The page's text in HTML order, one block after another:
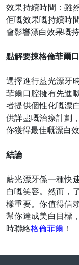
效果持續時間：雖
佢嘅效果嘅持續時
會影響漂白效果嘅持
點解要揀格倫菲爾
選擇進行藍光漂牙
菲爾口腔擁有先進
者提供個性化嘅漂
供詳盡嘅治療計劃
你獲得最佳嘅漂白
結論
藍光漂牙係一種快
白嘅笑容。然而，
樣重要。你值得信
幫你達成美白目標
時聯絡格倫菲爾 ！